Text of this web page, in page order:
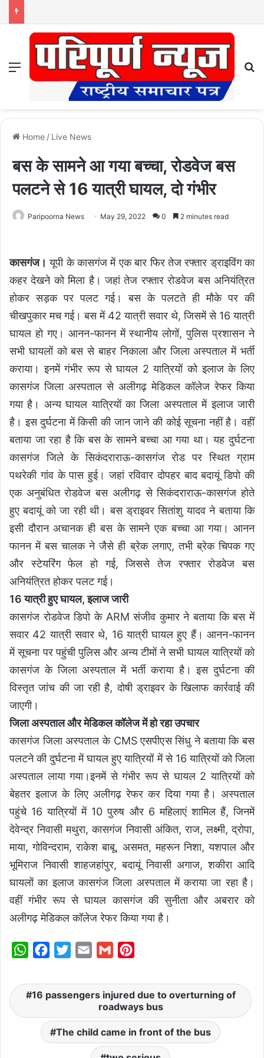
Menu
Home / Live News
बस के सामने आ गया बच्चा, रोडवेज बस
पलटने से 16 यात्री घायल, दो गंभीर
Paripoorna News May 29, 2022 0 2 minutes read
कासगंज। यूपी के कासगंज में एक बार फिर तेज रफ्तार ड्राइविंग का
कहर देखने को मिला है। जहां तेज रफ्तार रोडवेज बस अनियंत्रित
होकर सड़क पर पलट गई। बस के पलटते ही मौके पर की
चीखपुकार मच गई। बस में 42 यात्री सवार थे, जिसमें से 16 यात्री
घायल हो गए। आनन-फानन में स्थानीय लोगों, पुलिस प्रशासन ने
सभी घायलों को बस से बाहर निकाला और जिला अस्पताल में भर्ती
कराया। इनमें गंभीर रूप से घायल 2 यात्रियों को इलाज के लिए
कासगंज जिला अस्पताल से अलीगढ़ मेडिकल कॉलेज रेफर किया
गया है। अन्य घायल यात्रियों का जिला अस्पताल में इलाज जारी
है। इस दुर्घटना में किसी की जान जाने की कोई सूचना नहीं है। वहीं
बताया जा रहा है कि बस के सामने बच्चा आ गया था। यह दुर्घटना
कासगंज जिले के सिकंदराराऊ-कासगंज रोड पर स्थित ग्राम
पथरेकी गांव के पास हुई। जहां रविवार दोपहर बाद बदायूं डिपो की
एक अनुबंधित रोडवेज बस अलीगढ़ से सिकंदराराऊ-कासगंज होते
हुए बदायूं को जा रही थी। बस ड्राइवर सितांशु यादव ने बताया कि
इसी दौरान अचानक ही बस के सामने एक बच्चा आ गया। आनन
फानन में बस चालक ने जैसे ही ब्रेक लगाए, तभी ब्रेक चिपक गए
और स्टेयरिंग फेल हो गई, जिससे तेज रफ्तार रोडवेज बस
अनियंत्रित होकर पलट गई।
16 यात्री हुए घायल, इलाज जारी
कासगंज रोडवेज डिपो के ARM संजीव कुमार ने बताया कि बस में
सवार 42 यात्री सवार थे, 16 यात्री घायल हुए हैं। आनन-फानन
में सूचना पर पहुंची पुलिस और अन्य टीमों ने सभी घायल यात्रियों को
कासगंज के जिला अस्पताल में भर्ती कराया है। इस दुर्घटना की
विस्तृत जांच की जा रही है, दोषी ड्राइवर के खिलाफ कार्रवाई की
जाएगी।
जिला अस्पताल और मेडिकल कॉलेज में हो रहा उपचार
कासगंज जिला अस्पताल के CMS एसपीएस सिंधु ने बताया कि बस
पलटने की दुर्घटना में घायल हुए यात्रियों में से 16 यात्रियों को जिला
अस्पताल लाया गया।इनमें से गंभीर रूप से घायल 2 यात्रियों को
बेहतर इलाज के लिए अलीगढ़ रेफर कर दिया गया है। अस्पताल
पहुंचे 16 यात्रियों में 10 पुरुष और 6 महिलाएं शामिल हैं, जिनमें
देवेन्द्र निवासी मथुरा, कासगंज निवासी अंकित, राज, लक्ष्मी, द्रोपा,
माया, गोविन्दराम, राकेश बाबू, असमत, महरून निशा, यशपाल और
भूमिराज निवासी शाहजहांपुर, बदायूं निवासी अगाज, शकीरा आदि
घायलों का इलाज कासगंज जिला अस्पताल में कराया जा रहा है।
वहीं गंभीर रूप से घायल कासगंज की सुनीता और अबरार को
अलीगढ़ मेडिकल कॉलेज रेफर किया गया है।
W
a
t
s
c
e
b
o
i
t
t
e
a
i
l
G
a
i
l
n
t
e
r
e
16 passengers injured due to overturning of
roadways bus
The child came in front of the bus